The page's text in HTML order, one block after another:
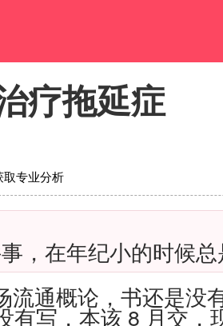
疗拖延症
专业分析
，在年纪小的时候
流通概论，书还是没
有写，本该 8月交，